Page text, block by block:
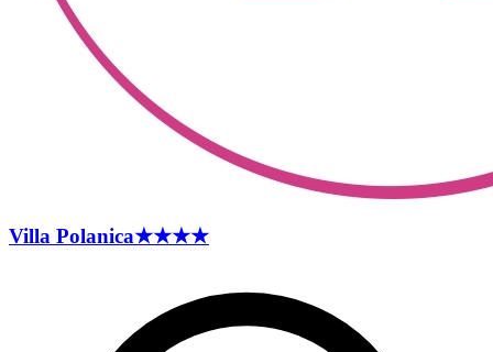
Villa Polanica★★★★